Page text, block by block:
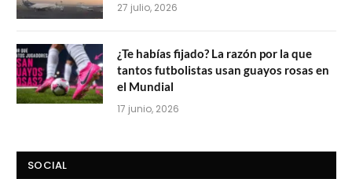
27 julio, 2026
¿Te habías fijado? La razón por la que
tantos futbolistas usan guayos rosas en
el Mundial
17 junio, 2026
SOCIAL